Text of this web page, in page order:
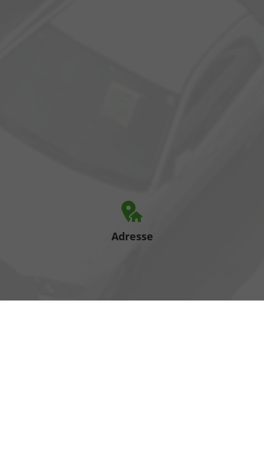
Adresse